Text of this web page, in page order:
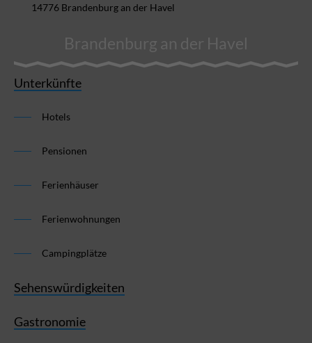
14776 Brandenburg an der Havel
Brandenburg an der Havel
Unterkünfte
Hotels
Pensionen
Ferienhäuser
Ferienwohnungen
Campingplätze
Sehenswürdigkeiten
Gastronomie